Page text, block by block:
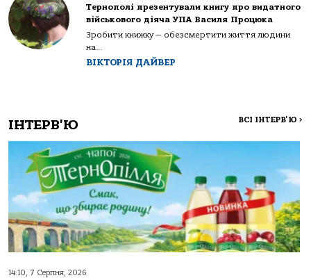
Тернополі презентували книгу про видатного
військового діяча УПА Василя Процюка
Зробити книжку — обезсмертити життя людини
на...
ВІКТОРІЯ ДАЙВЕР
ІНТЕРВ'Ю ВСІ ІНТЕРВ'Ю >
14:10, 7 Серпня, 2026